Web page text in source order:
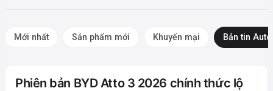
Mới nhất Sản phẩm mới Khuyến mại Bản tin
Phiên bản BYD Atto 3 2026 chính thức lộ